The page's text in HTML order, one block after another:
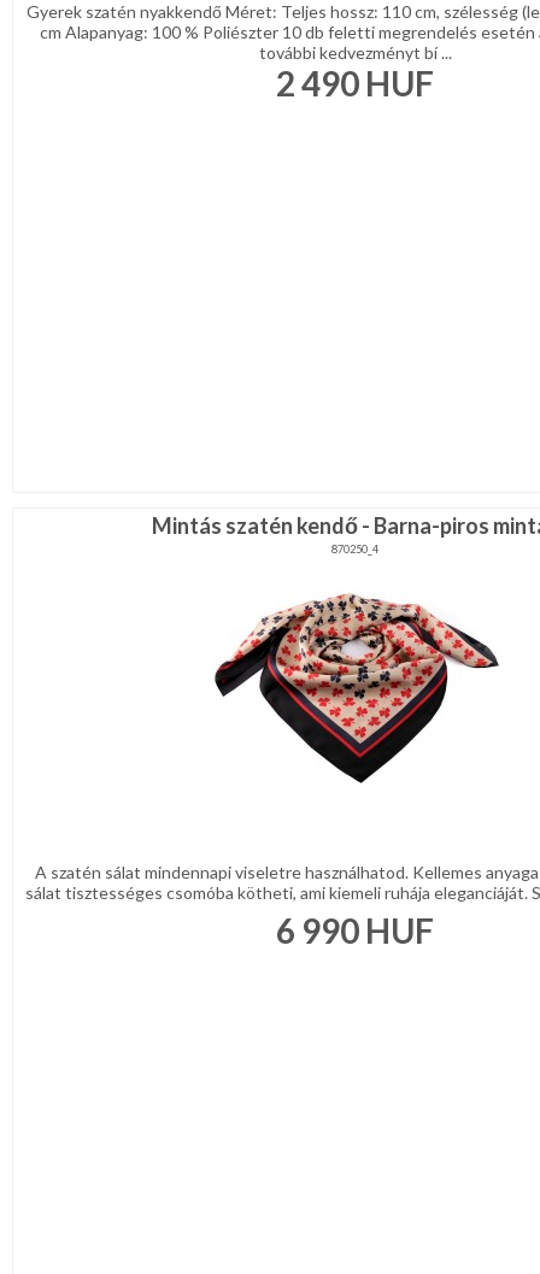
Gyerek szatén nyakkendő Méret: Teljes hossz: 110 cm, szélesség
cm Alapanyag: 100 % Poliészter 10 db feletti megrendelés esetén
további kedvezményt bí ...
2 490 HUF
Mintás szatén kendő - Barna-piros
870250_4
A szatén sálat mindennapi viseletre használhatod. Kellemes
sálat tisztességes csomóba kötheti, ami kiemeli ruhája eleganciáját.
6 990 HUF